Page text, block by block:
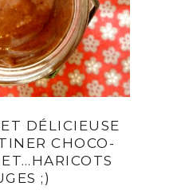
DÉLICIEUSE
CHOCO-
;)